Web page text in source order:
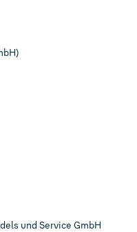
und Service GmbH